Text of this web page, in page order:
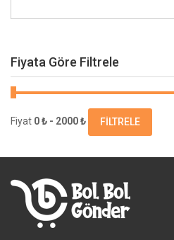
Fiyata Göre Filtrele
Fiyat 0 ₺ - 2000 ₺ FILTRELE